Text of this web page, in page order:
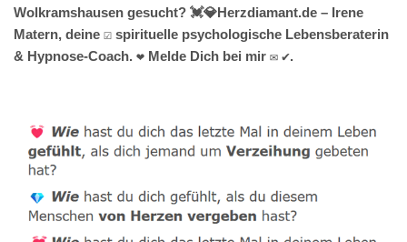
Wolkramshausen gesucht? 💓️💎Herzdiamant.de – Irene
Matern, deine ☑️ spirituelle psychologische Lebensberaterin
& Hypnose-Coach. ❤ Melde Dich bei mir ✉ ✔.